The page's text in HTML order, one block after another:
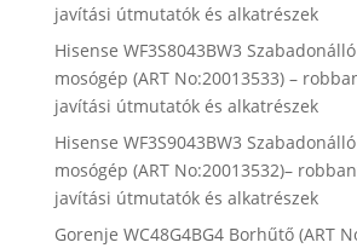
javítási útmutatók és alkatrészek
Hisense WF3S8043BW3
mosógép (ART No:20013533) –
javítási útmutatók és alkatrészek
Hisense WF3S9043BW3
mosógép (ART No:20013532)–
javítási útmutatók és alkatrészek
Gorenje WC48G4BG4 Borhűtő (ART